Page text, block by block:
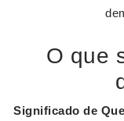
O que
Significado de